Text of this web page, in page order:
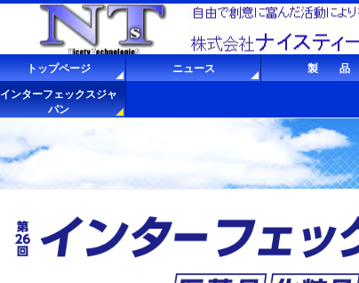
トップページ ニュース 製 品
インターフェックスジャ
パン